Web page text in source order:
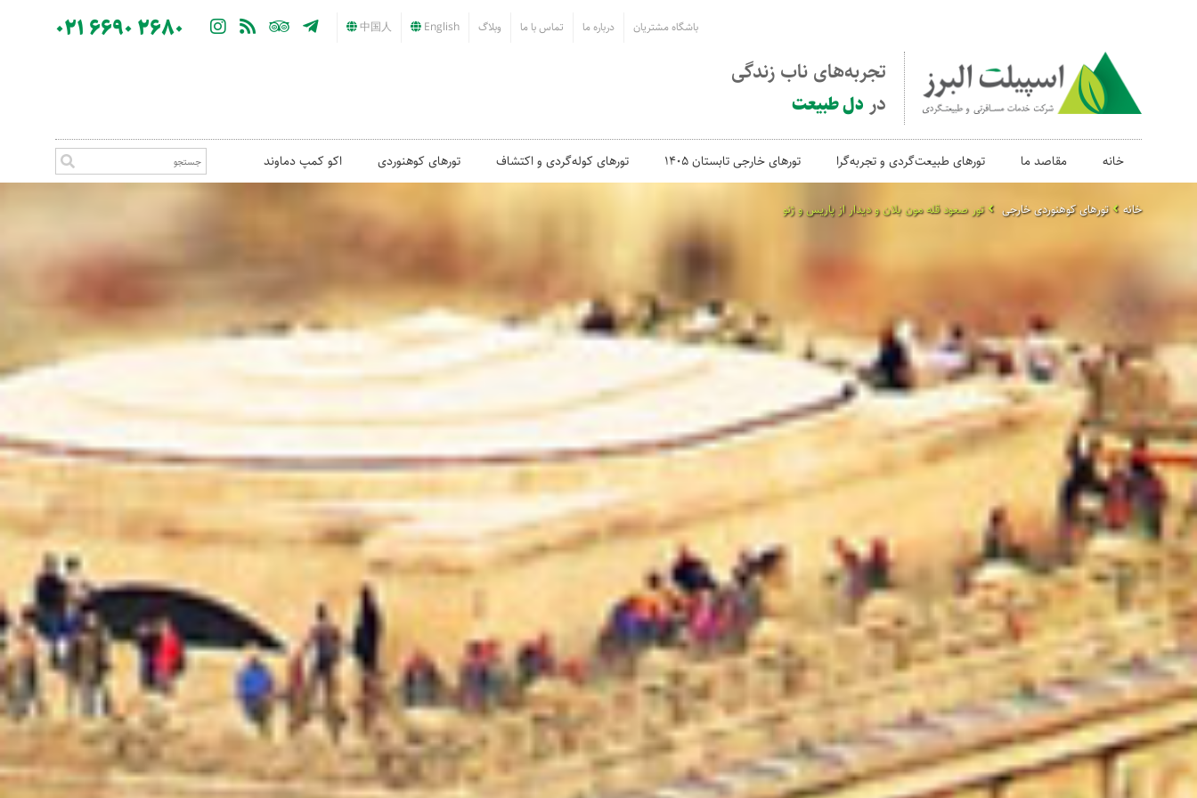
باشگاه مشتریان درباره ما تماس با ما وبلاگ English
中国人
021 6690 2680
تجربه‌های ناب زندگی
در دل طبیعت
خانه مقاصد ما تورهای طبیعت‌گردی و تجربه‌گرا تورهای خارجی تابستان 1405 تورهای کوله‌گردی و اکتشاف تورهای کوهنوردی اکو کمپ دماوند
خانه تورهای کوهنوردی خارجی تور صعود قله مون بلان و دیدار از پاریس و ژنو